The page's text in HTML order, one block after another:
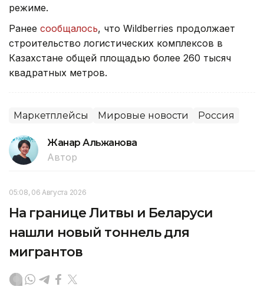
режиме.
Ранее сообщалось, что Wildberries продолжает
строительство логистических комплексов в
Казахстане общей площадью более 260 тысяч
квадратных метров.
Маркетплейсы Мировые новости Россия
Жанар Альжанова
Автор
05:08, 06 Августа 2026
На границе Литвы и Беларуси
нашли новый тоннель для
мигрантов